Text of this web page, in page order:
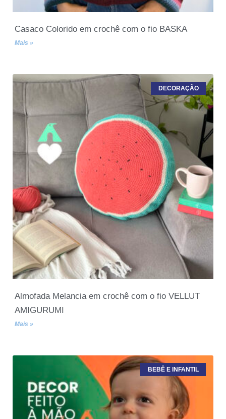
Casaco Colorido em crochê com o fio BASKA
Mais »
DECORAÇÃO
Almofada Melancia em crochê com o fio VELLUT
AMIGURUMI
Mais »
BEBÊ E INFANTIL